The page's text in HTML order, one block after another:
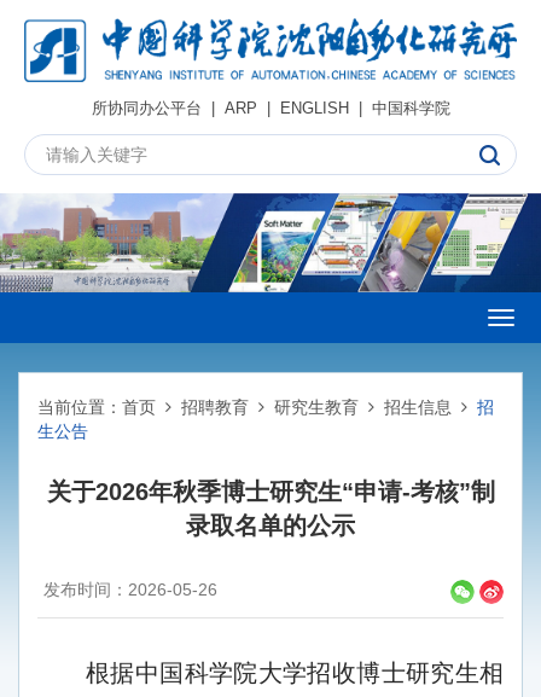
所协同办公平台 | ARP | ENGLISH| 中国科学院
当前位置： 首页 招聘教育 研究生教育 招生信息
招
生公告
关于2026年秋季博士研究生“申请-考核”制
录取名单的公示
发布时间：2026-05-26
根据中国科学院大学招收博士研究生相